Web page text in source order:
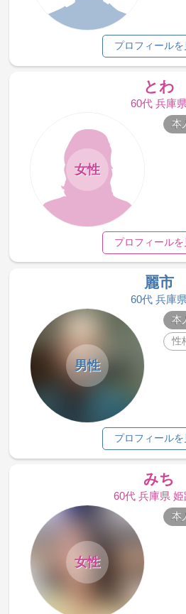
プロフィールを
とわ
60代 兵庫県
女性
本
プロフィールを
麗市
60代 兵庫県
男性
本
性
プロフィールを
みち
60代 兵庫県 姫
女性
本